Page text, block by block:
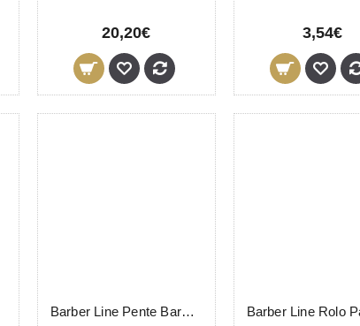
20,20€ 3,54€
Barber Line Pente Barba e Bigode 04547 Eurostil